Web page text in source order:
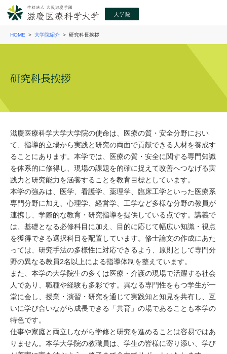
HOME 大学院紹介 研究科長挨拶
研究科長挨拶
滋慶医療科学大学大学院の使命は、医療の質・安全分野におい
て、指導的立場から実践と研究の両面で貢献できる人材を養成す
ることにあります。本学では、医療の質・安全に関する専門知識
を体系的に修得し、現場の課題を的確に捉えて改善へつなげる実
践力と研究能力を涵養することを教育目標としています。
本学の強みは、医学、看護学、薬理学、臨床工学といった医療系
専門分野に加え、心理学、経営学、工学など多様な分野の教員が
連携し、学際的な教育・研究指導を提供している点です。講義で
は、基礎となる必修科目に加え、目的に応じて幅広い知識・視点
を獲得できる選択科目を配置しています。修士論文の作成にあた
っては、研究手法の多様性に対応できるよう、原則として専門分
野の異なる教員2名以上による指導体制を整えています。
また、本学の大学院生の多くは医療・介護の現場で活躍する社会
人であり、職種や経験も多彩です。異なる専門性をもつ学生が一
堂に会し、授業・演習・研究を通じて実践知と知見を共有し、互
いに学び合いながら成長できる「共育」の場であることも本学の
特色です。
仕事や家庭と両立しながら学修と研究を進めることは容易ではあ
りません。本学大学院の教職員は、学生の皆様に寄り添い、学び